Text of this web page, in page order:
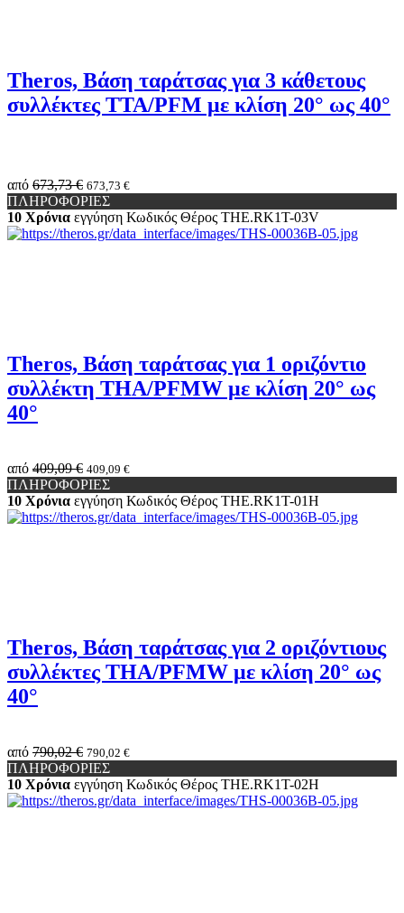
Theros, Βάση ταράτσας για 3 κάθετους
συλλέκτες TTA/PFM με κλίση 20° ως 40°
από 673,73 € 673,73 €
ΠΛΗΡΟΦΟΡΙΕΣ
10 Χρόνια εγγύηση Κωδικός Θέρος THE.RK1Τ-03V
Theros, Βάση ταράτσας για 1 οριζόντιο
συλλέκτη THA/PFMW με κλίση 20° ως
40°
από 409,09 € 409,09 €
ΠΛΗΡΟΦΟΡΙΕΣ
10 Χρόνια εγγύηση Κωδικός Θέρος THE.RK1Τ-01H
Theros, Βάση ταράτσας για 2 οριζόντιους
συλλέκτες THA/PFMW με κλίση 20° ως
40°
από 790,02 € 790,02 €
ΠΛΗΡΟΦΟΡΙΕΣ
10 Χρόνια εγγύηση Κωδικός Θέρος THE.RK1Τ-02H